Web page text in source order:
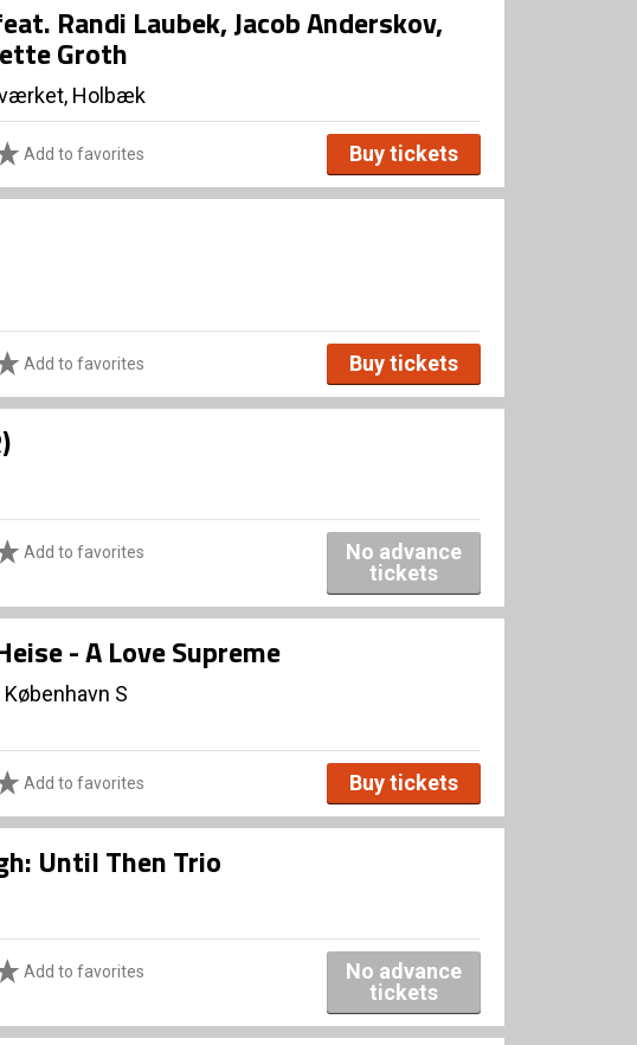
Randi Laubek, Jacob Anderskov,
Groth
Holbæk
Add to favorites Buy tickets
Add to favorites Buy tickets
Add to favorites
No advance
tickets
- A Love Supreme
S
Add to favorites Buy tickets
Until Then Trio
Add to favorites
No advance
tickets